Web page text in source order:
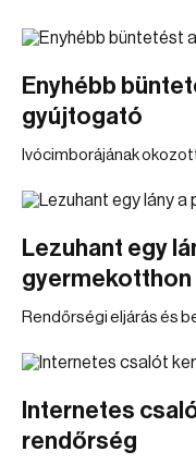
Enyhébb
gyújtogató
Ivócimborájának
Lezuhant egy
gyermekotthon
Rendőrségi eljárás és
Internetes
rendőrség